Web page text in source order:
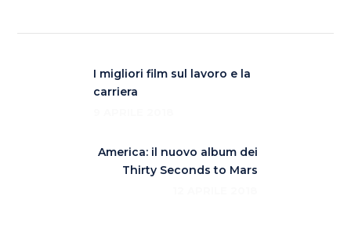
I migliori film sul lavoro e la
carriera
America: il nuovo album dei
Thirty Seconds to Mars